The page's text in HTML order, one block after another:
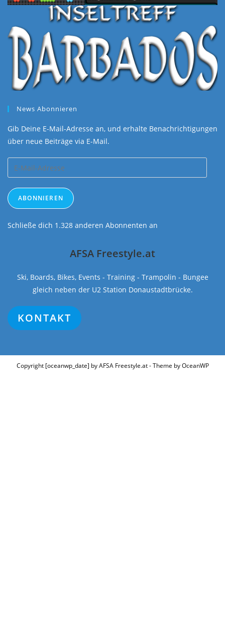
News Abonnieren
Gib Deine E-Mail-Adresse an, und erhalte Benachrichtigungen
über neue Beiträge via E-Mail.
Mail-
Adresse
ABONNIEREN
Schließe dich 1.328 anderen Abonnenten an
AFSA Freestyle.at
Ski, Boards, Bikes, Events - Training - Trampolin - Bungee
gleich neben der U2 Station Donaustadtbrücke.
KONTAKT
Copyright [oceanwp_date] by AFSA Freestyle.at - Theme by OceanWP